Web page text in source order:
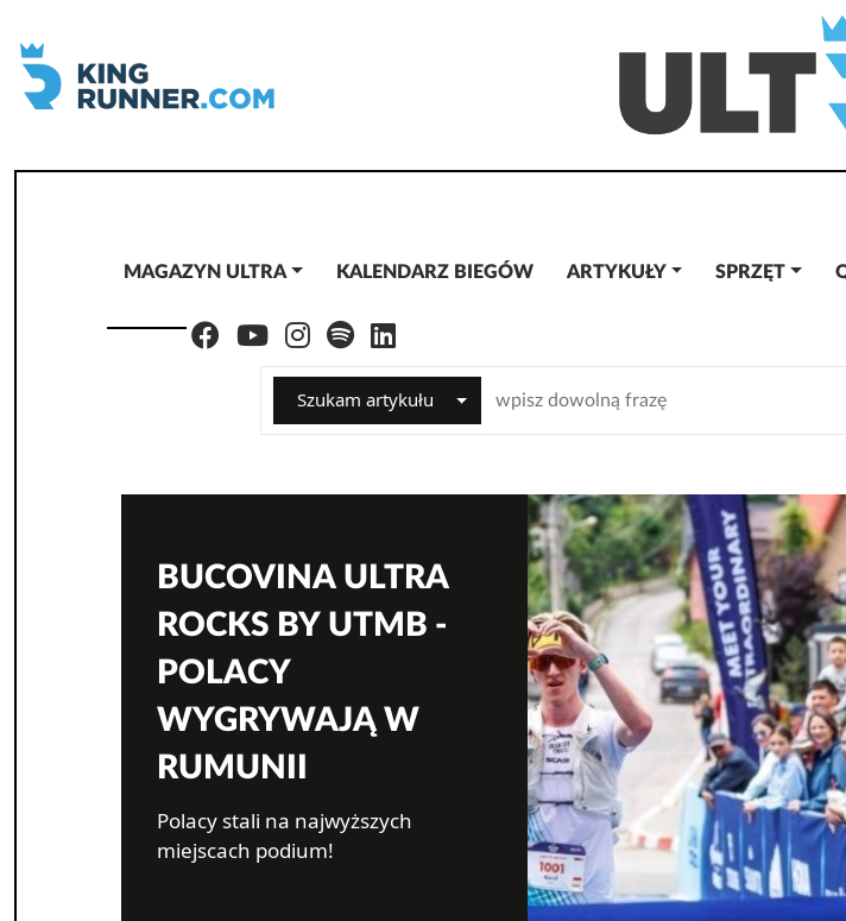
MAGAZYN ULTRA KALENDARZ BIEGÓW ARTYKUŁY SPRZĘT
Szukam artykułu
BUCOVINA ULTRA
ROCKS BY UTMB -
POLACY
WYGRYWAJĄ W
RUMUNII
Polacy stali na najwyższych
miejscach podium!